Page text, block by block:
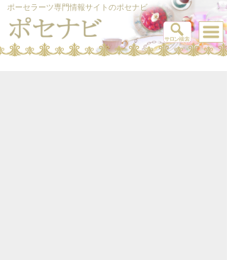
ポーセラーツ専門情報サイトのポセナビ